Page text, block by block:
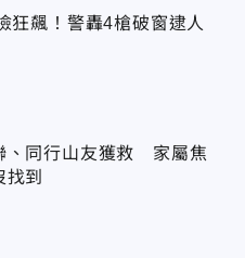
狂飆！警轟4槍破窗逮人
、同行山友獲救 家屬焦
找到